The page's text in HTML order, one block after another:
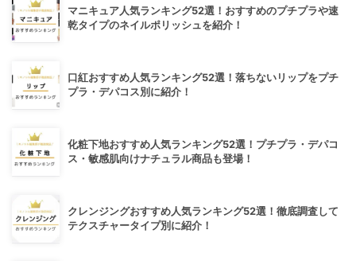
マニキュア人気ランキング52選！おすすめのプチプラや速
乾タイプのネイルポリッシュを紹介！
口紅おすすめ人気ランキング52選！落ちないリップをプチ
プラ・デパコス別に紹介！
化粧下地おすすめ人気ランキング52選！プチプラ・デパコ
ス・敏感肌向けナチュラル商品も登場！
クレンジングおすすめ人気ランキング52選！徹底調査して
テクスチャータイプ別に紹介！